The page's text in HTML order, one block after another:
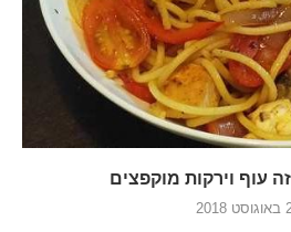
עוף וירקות מוקפצים